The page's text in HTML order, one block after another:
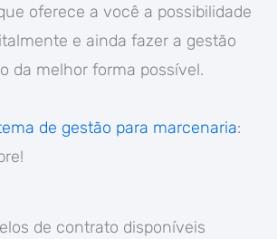
oferece a você a possibilidade
e ainda fazer a gestão
da melhor forma possível.
de gestão para marcenaria:
de contrato disponíveis